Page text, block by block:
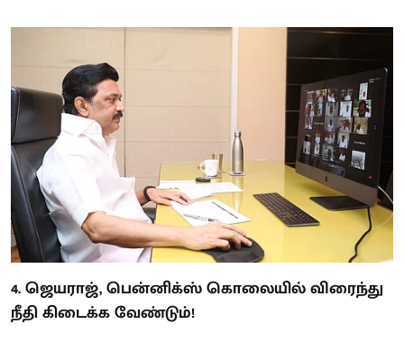
4. ஜெயராஜ், பென்னிக்ஸ் கொலையில் விரைந்து
நீதி கிடைக்க வேண்டும்!